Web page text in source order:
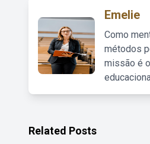
Emelie
Como
métodos
missão é
Related Posts